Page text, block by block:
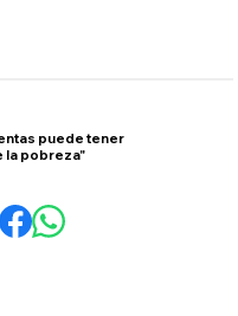
puede tener
la pobreza"